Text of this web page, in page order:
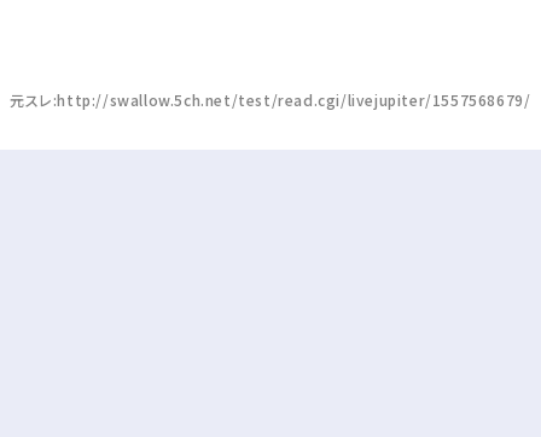
元スレ:http://swallow.5ch.net/test/read.cgi/livejupiter/1557568679/